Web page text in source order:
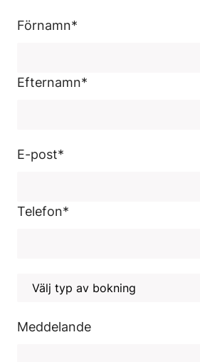
Förnamn*
Efternamn*
E-post*
Telefon*
Meddelande